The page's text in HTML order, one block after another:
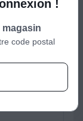
!
code postal